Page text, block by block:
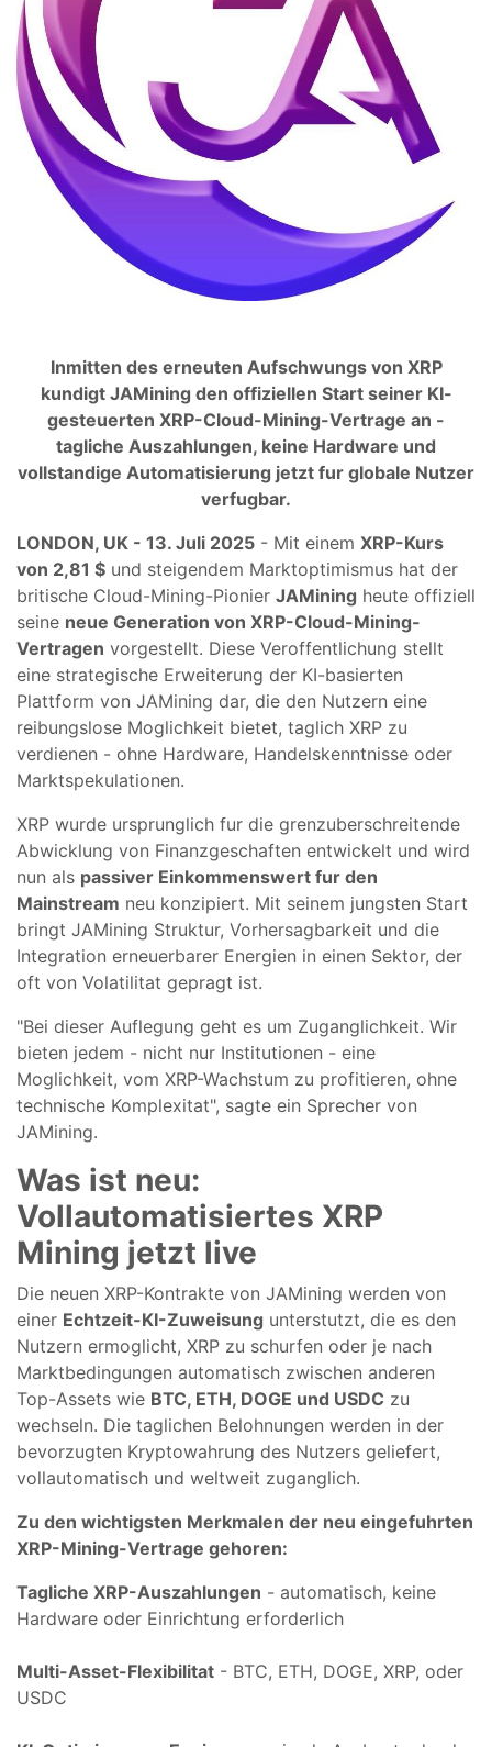
Inmitten des erneuten Aufschwungs von XRP
kundigt JAMining den offiziellen Start seiner KI-
gesteuerten XRP-Cloud-Mining-Vertrage an -
tagliche Auszahlungen, keine Hardware und
vollstandige Automatisierung jetzt fur globale Nutzer
verfugbar.
LONDON, UK - 13. Juli 2025 - Mit einem XRP-Kurs
von 2,81 $ und steigendem Marktoptimismus hat der
britische Cloud-Mining-Pionier JAMining heute offiziell
seine neue Generation von XRP-Cloud-Mining-
Vertragen vorgestellt. Diese Veroffentlichung stellt
eine strategische Erweiterung der KI-basierten
Plattform von JAMining dar, die den Nutzern eine
reibungslose Moglichkeit bietet, taglich XRP zu
verdienen - ohne Hardware, Handelskenntnisse oder
Marktspekulationen.
XRP wurde ursprunglich fur die grenzuberschreitende
Abwicklung von Finanzgeschaften entwickelt und wird
nun als passiver Einkommenswert fur den
Mainstream neu konzipiert. Mit seinem jungsten Start
bringt JAMining Struktur, Vorhersagbarkeit und die
Integration erneuerbarer Energien in einen Sektor, der
oft von Volatilitat gepragt ist.
"Bei dieser Auflegung geht es um Zuganglichkeit. Wir
bieten jedem - nicht nur Institutionen - eine
Moglichkeit, vom XRP-Wachstum zu profitieren, ohne
technische Komplexitat", sagte ein Sprecher von
JAMining.
Was ist neu:
Vollautomatisiertes XRP
Mining jetzt live
Die neuen XRP-Kontrakte von JAMining werden von
einer Echtzeit-KI-Zuweisung unterstutzt, die es den
Nutzern ermoglicht, XRP zu schurfen oder je nach
Marktbedingungen automatisch zwischen anderen
Top-Assets wie BTC, ETH, DOGE und USDC zu
wechseln. Die taglichen Belohnungen werden in der
bevorzugten Kryptowahrung des Nutzers geliefert,
vollautomatisch und weltweit zuganglich.
Zu den wichtigsten Merkmalen der neu eingefuhrten
XRP-Mining-Vertrage gehoren:
Tagliche XRP-Auszahlungen - automatisch, keine
Hardware oder Einrichtung erforderlich
Multi-Asset-Flexibilitat - BTC, ETH, DOGE, XRP, oder
USDC